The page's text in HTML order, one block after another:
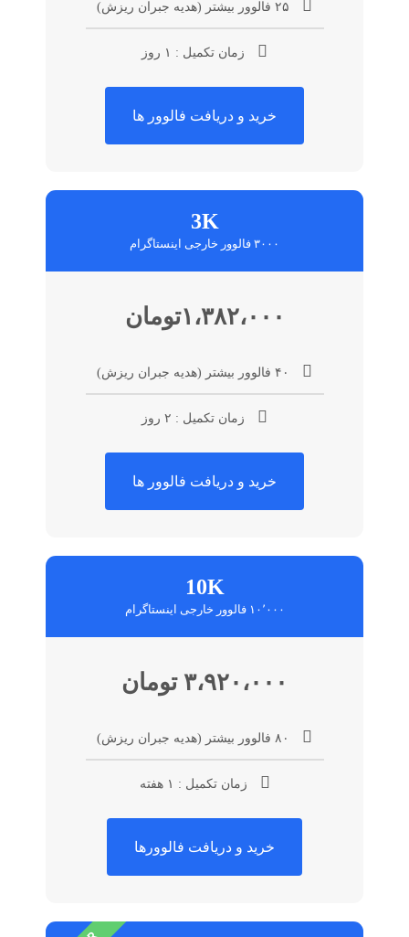
۲۵ فالوور بیشتر (هدیه جبران ریزش)
زمان تکمیل : ۱ روز
خرید و دریافت فالوور ها
3K
۳۰۰۰ فالوور خارجی اینستاگرام
۱،۳۸۲،۰۰۰تومان
۴۰ فالوور بیشتر (هدیه جبران ریزش)
زمان تکمیل : ۲ روز
خرید و دریافت فالوور ها
10K
۱۰٬۰۰۰ فالوور خارجی اینستاگرام
۳،۹۲۰،۰۰۰ تومان
۸۰ فالوور بیشتر (هدیه جبران ریزش)
زمان تکمیل : ۱ هفته
خرید و دریافت فالوورها